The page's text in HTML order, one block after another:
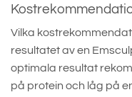
Vilka
resultatet av en
optimala resultat
på protein och låg på